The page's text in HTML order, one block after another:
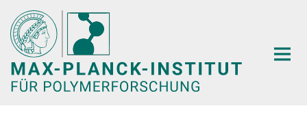
Hauptinhalt